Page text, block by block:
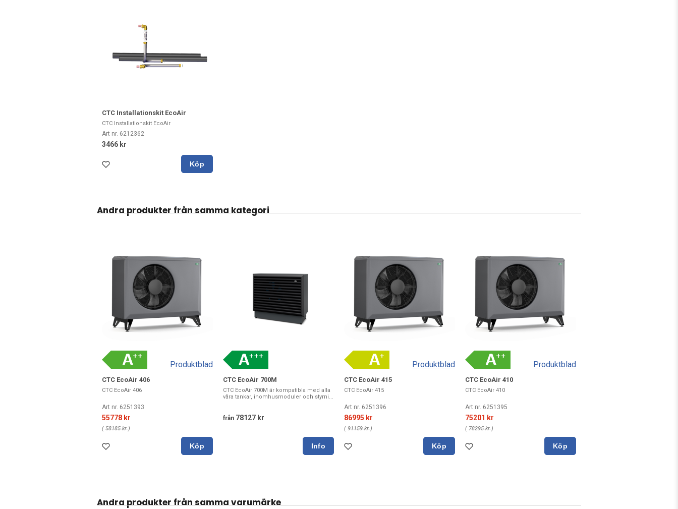
CTC Installationskit EcoAir
CTC Installationskit EcoAir
Art nr. 6212362
3466 kr
Köp
Andra produkter från samma kategori
Produktblad
CTC EcoAir 406
CTC EcoAir 406
Art nr. 6251393
55778 kr
( 58185 kr)
Köp
CTC EcoAir 700M
CTC EcoAir 700M är kompatibla med alla
våra tankar, inomhusmoduler och styrni...
från 78127 kr
Produktblad
CTC EcoAir 415
CTC EcoAir 415
Art nr. 6251396
86995 kr
( 91159 kr)
Köp
Produktblad
CTC EcoAir 410
CTC EcoAir 410
Art nr. 6251395
75201 kr
( 78295 kr)
Köp
Andra produkter från samma varumärke